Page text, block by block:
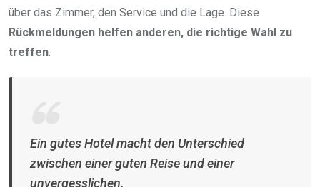
über das Zimmer, den Service und die Lage. Diese
Rückmeldungen helfen anderen, die richtige Wahl zu
treffen
Ein gutes Hotel macht den Unterschied
zwischen einer guten Reise und einer
unvergesslichen.